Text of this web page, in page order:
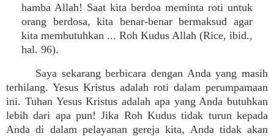
hamba Allah! Saat kita berdoa meminta roti untuk
orang berdosa, kita benar-benar bermaksud agar
kita membutuhkan ... Roh Kudus Allah (Rice, ibid.,
hal. 96).
Saya sekarang berbicara dengan Anda yang masih
terhilang. Yesus Kristus adalah roti dalam perumpamaan
ini. Tuhan Yesus Kristus adalah apa yang Anda butuhkan
lebih dari apa pun! Jika Roh Kudus tidak turun kepada
Anda di dalam pelayanan gereja kita, Anda tidak akan